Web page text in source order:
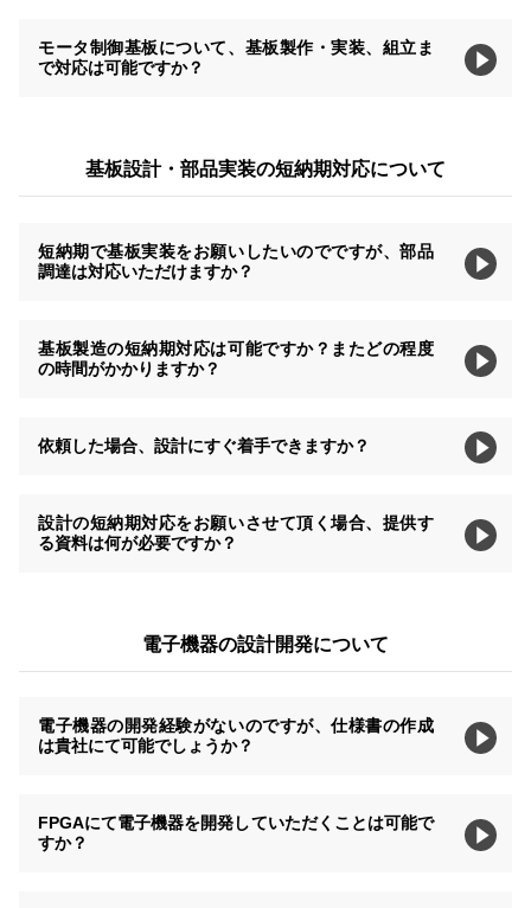
モータ制御基板について、基板製作・実装、組立ま
で対応は可能ですか？
基板設計・部品実装の短納期対応について
短納期で基板実装をお願いしたいのでですが、部品
調達は対応いただけますか？
基板製造の短納期対応は可能ですか？またどの程度
の時間がかかりますか？
依頼した場合、設計にすぐ着手できますか？
設計の短納期対応をお願いさせて頂く場合、提供す
る資料は何が必要ですか？
電子機器の設計開発について
電子機器の開発経験がないのですが、仕様書の作成
は貴社にて可能でしょうか？
FPGAにて電子機器を開発していただくことは可能で
すか？